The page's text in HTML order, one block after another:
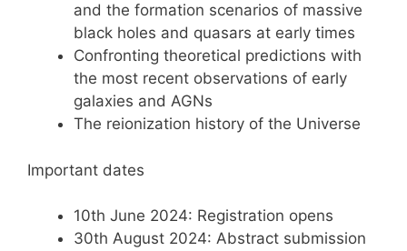
and the formation scenarios of massive
black holes and quasars at early times
Confronting theoretical predictions with
the most recent observations of early
galaxies and AGNs
The reionization history of the Universe
Important dates
10th June 2024: Registration opens
30th August 2024: Abstract submission